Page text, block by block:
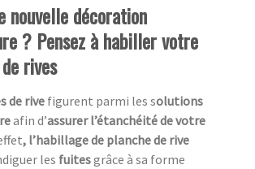
nouvelle décoration
? Pensez à habiller votre
rives
de rive figurent parmi les solutions
afin d’assurer l’étanchéité de votre
, l’habillage de planche de rive
les fuitesgrâce à sa forme